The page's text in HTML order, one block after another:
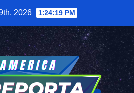
2026 1:24:20 PM